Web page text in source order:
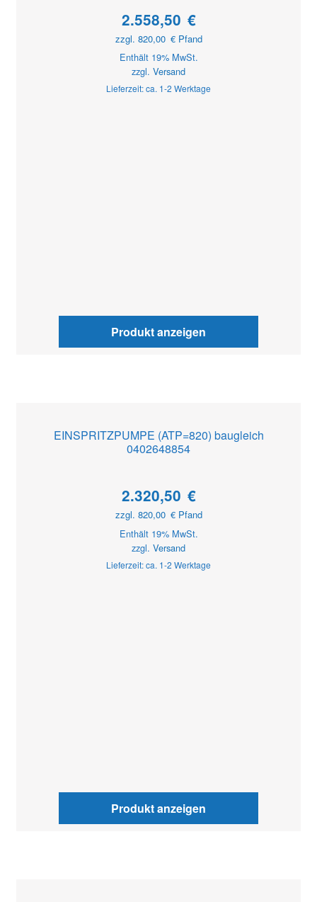
2.558,50 €
zzgl. 820,00 €Pfand
Enthält 19% MwSt.
zzgl. Versand
Lieferzeit: ca. 1-2 Werktage
Produkt anzeigen
EINSPRITZPUMPE (ATP=820) baugleich
0402648854
2.320,50 €
zzgl. 820,00 €Pfand
Enthält 19% MwSt.
zzgl. Versand
Lieferzeit: ca. 1-2 Werktage
Produkt anzeigen